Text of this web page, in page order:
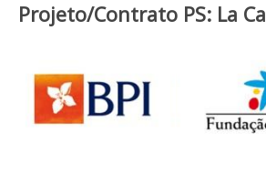
Projeto/Contrato PS: La